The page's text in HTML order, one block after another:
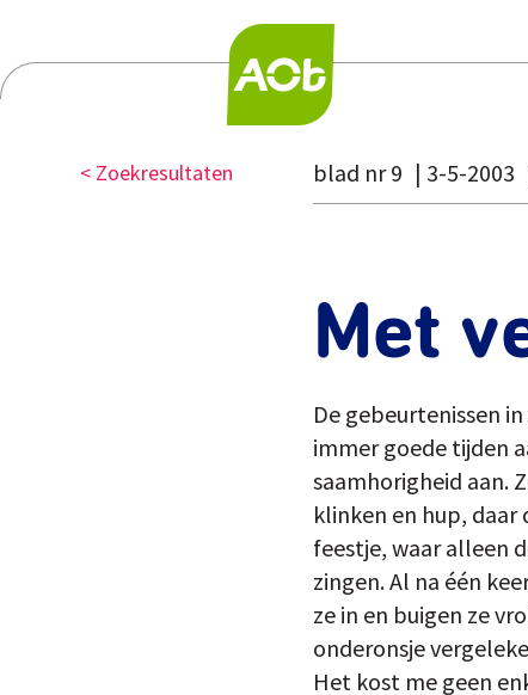
< Zoekresultaten blad nr 9 3-5-2003
Met
De gebeurtenissen
immer goede tijden
saamhorigheid aan.
klinken en hup, daar
feestje, waar alleen
zingen. Al na één
ze in en buigen ze
onderonsje
Het kost me geen